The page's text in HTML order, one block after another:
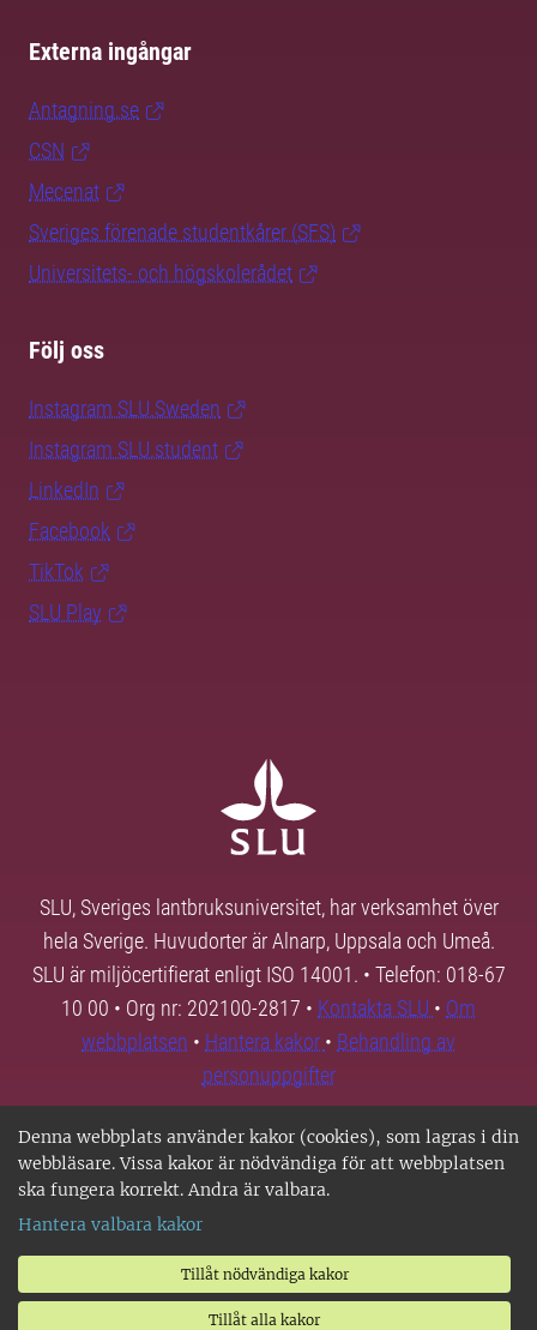
Denna webbplats använder kakor (cookies), som lagras i din
webbläsare. Vissa kakor är nödvändiga för att webbplatsen
ska fungera korrekt. Andra är valbara.
Hantera valbara kakor
Tillåt nödvändiga kakor
Tillåt alla kakor
Externa ingångar
Antagning.se
CSN
Mecenat
Sveriges förenade studentkårer (SFS)
Universitets- och högskolerådet
Följ oss
Instagram SLU.Sweden
Instagram SLU.student
LinkedIn
Facebook
TikTok
SLU Play
SLU, Sveriges lantbruksuniversitet, har verksamhet över
hela Sverige. Huvudorter är Alnarp, Uppsala och Umeå.
SLU är miljöcertifierat enligt ISO 14001. • Telefon: 018-67
10 00 • Org nr: 202100-2817 • Kontakta SLU • Om
webbplatsen • Hantera kakor • Behandling av
personuppgifter